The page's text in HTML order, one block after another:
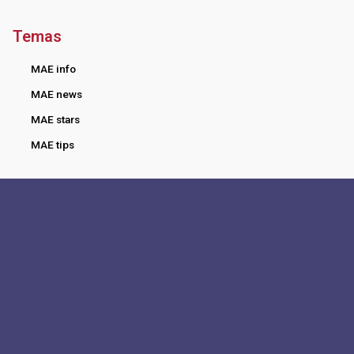
Temas
MAE info
MAE news
MAE stars
MAE tips